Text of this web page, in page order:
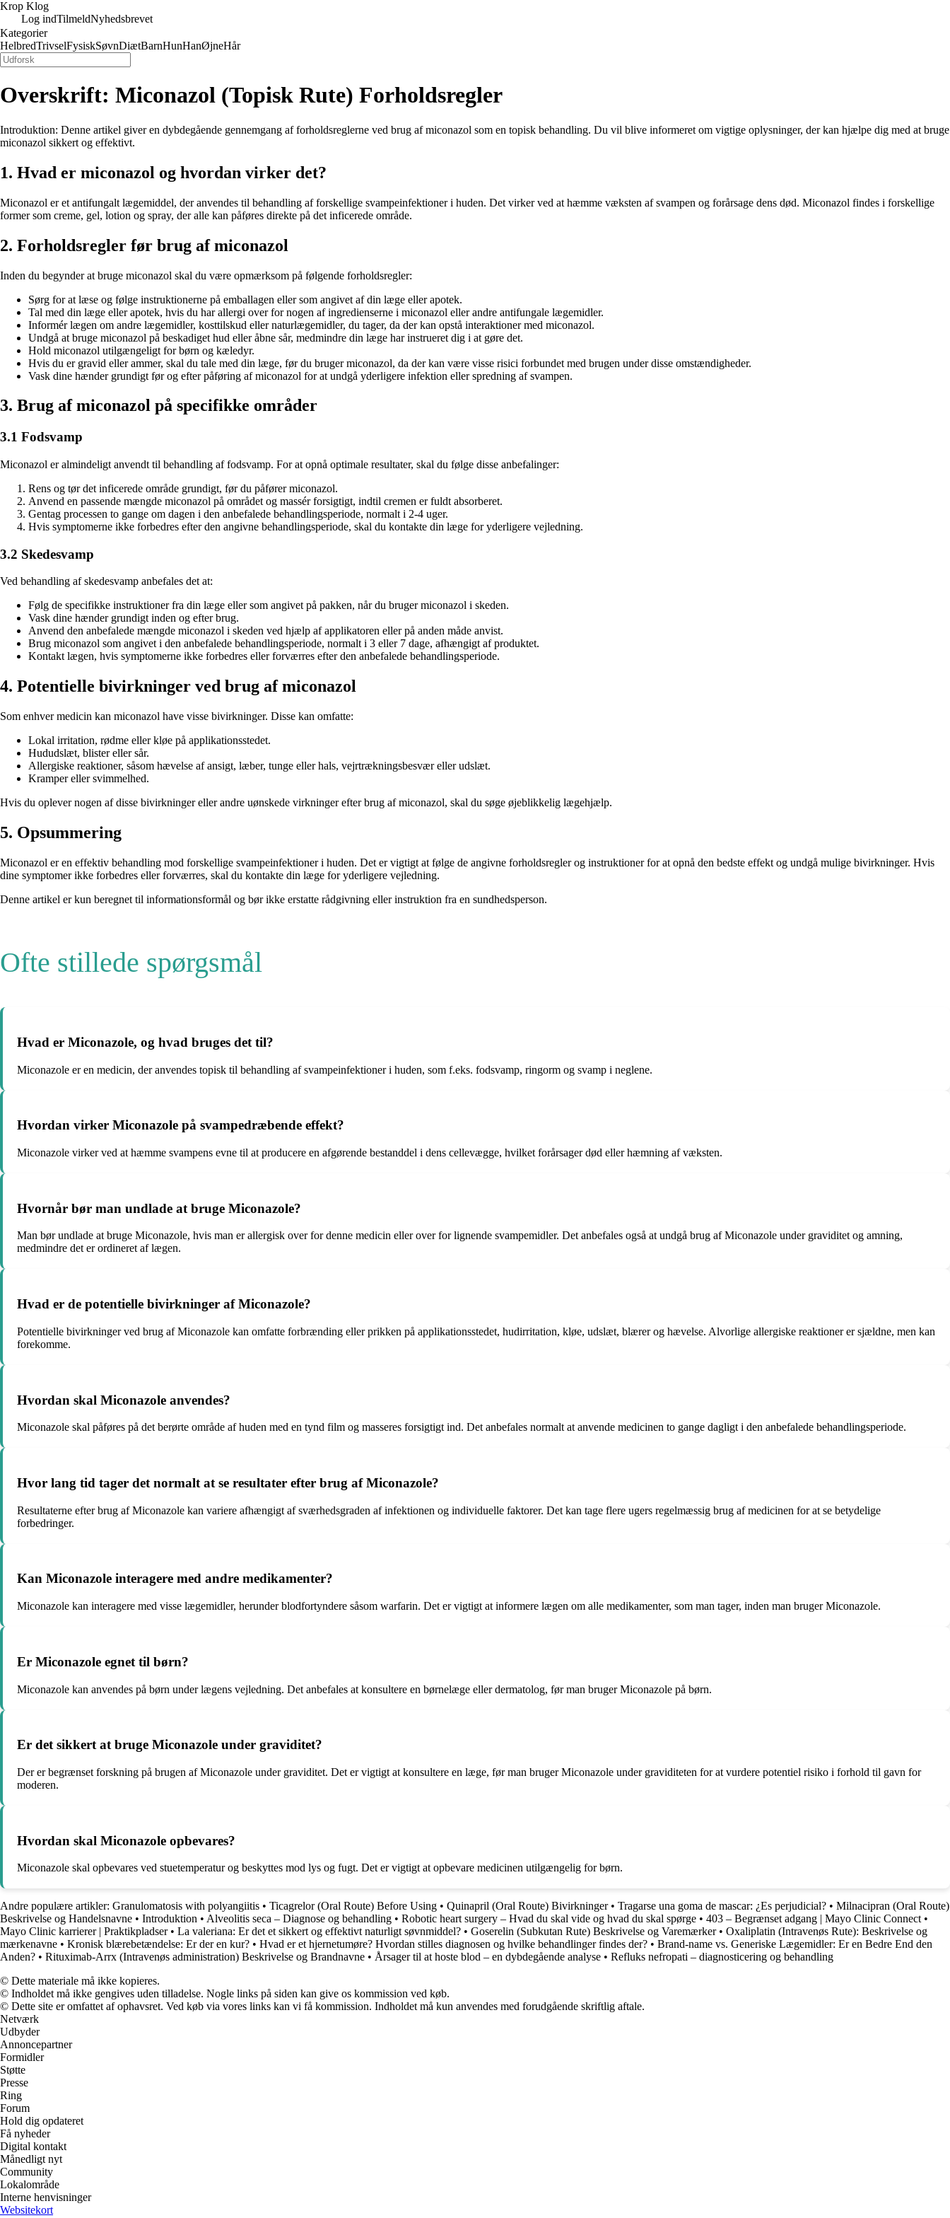
Krop Klog
Log indTilmeldNyhedsbrevet
Kategorier
HelbredTrivselFysiskSøvnDiætBarnHunHanØjneHår
Overskrift: Miconazol (Topisk Rute) Forholdsregler
Introduktion: Denne artikel giver en dybdegående gennemgang af forholdsreglerne ved brug af miconazol som en topisk behandling. Du vil blive informeret om vigtige oplysninger, der kan hjælpe dig med at bruge
miconazol sikkert og effektivt.
1. Hvad er miconazol og hvordan virker det?
Miconazol er et antifungalt lægemiddel, der anvendes til behandling af forskellige svampeinfektioner i huden. Det virker ved at hæmme væksten af svampen og forårsage dens død. Miconazol findes i forskellige
former som creme, gel, lotion og spray, der alle kan påføres direkte på det inficerede område.
2. Forholdsregler før brug af miconazol
Inden du begynder at bruge miconazol skal du være opmærksom på følgende forholdsregler:
Sørg for at læse og følge instruktionerne på emballagen eller som angivet af din læge eller apotek.
Tal med din læge eller apotek, hvis du har allergi over for nogen af ​​ingredienserne i miconazol eller andre antifungale lægemidler.
Informér lægen om andre lægemidler, kosttilskud eller naturlægemidler, du tager, da der kan opstå interaktioner med miconazol.
Undgå at bruge miconazol på beskadiget hud eller åbne sår, medmindre din læge har instrueret dig i at gøre det.
Hold miconazol utilgængeligt for børn og kæledyr.
Hvis du er gravid eller ammer, skal du tale med din læge, før du bruger miconazol, da der kan være visse risici forbundet med brugen under disse omstændigheder.
Vask dine hænder grundigt før og efter påføring af miconazol for at undgå yderligere infektion eller spredning af svampen.
3. Brug af miconazol på specifikke områder
3.1 Fodsvamp
Miconazol er almindeligt anvendt til behandling af fodsvamp. For at opnå optimale resultater, skal du følge disse anbefalinger:
Rens og tør det inficerede område grundigt, før du påfører miconazol.
Anvend en passende mængde miconazol på området og massér forsigtigt, indtil cremen er fuldt absorberet.
Gentag processen to gange om dagen i den anbefalede behandlingsperiode, normalt i 2-4 uger.
Hvis symptomerne ikke forbedres efter den angivne behandlingsperiode, skal du kontakte din læge for yderligere vejledning.
3.2 Skedesvamp
Ved behandling af skedesvamp anbefales det at:
Følg de specifikke instruktioner fra din læge eller som angivet på pakken, når du bruger miconazol i skeden.
Vask dine hænder grundigt inden og efter brug.
Anvend den anbefalede mængde miconazol i skeden ved hjælp af applikatoren eller på anden måde anvist.
Brug miconazol som angivet i den anbefalede behandlingsperiode, normalt i 3 eller 7 dage, afhængigt af produktet.
Kontakt lægen, hvis symptomerne ikke forbedres eller forværres efter den anbefalede behandlingsperiode.
4. Potentielle bivirkninger ved brug af miconazol
Som enhver medicin kan miconazol have visse bivirkninger. Disse kan omfatte:
Lokal irritation, rødme eller kløe på applikationsstedet.
Hududslæt, blister eller sår.
Allergiske reaktioner, såsom hævelse af ansigt, læber, tunge eller hals, vejrtrækningsbesvær eller udslæt.
Kramper eller svimmelhed.
Hvis du oplever nogen af ​​disse bivirkninger eller andre uønskede virkninger efter brug af miconazol, skal du søge øjeblikkelig lægehjælp.
5. Opsummering
Miconazol er en effektiv behandling mod forskellige svampeinfektioner i huden. Det er vigtigt at følge de angivne forholdsregler og instruktioner for at opnå den bedste effekt og undgå mulige bivirkninger. Hvis
dine symptomer ikke forbedres eller forværres, skal du kontakte din læge for yderligere vejledning.
Denne artikel er kun beregnet til informationsformål og bør ikke erstatte rådgivning eller instruktion fra en sundhedsperson.
Ofte stillede spørgsmål
Hvad er Miconazole, og hvad bruges det til?
Miconazole er en medicin, der anvendes topisk til behandling af svampeinfektioner i huden, som f.eks. fodsvamp, ringorm og svamp i neglene.
Hvordan virker Miconazole på svampedræbende effekt?
Miconazole virker ved at hæmme svampens evne til at producere en afgørende bestanddel i dens cellevægge, hvilket forårsager død eller hæmning af væksten.
Hvornår bør man undlade at bruge Miconazole?
Man bør undlade at bruge Miconazole, hvis man er allergisk over for denne medicin eller over for lignende svampemidler. Det anbefales også at undgå brug af Miconazole under graviditet og amning,
medmindre det er ordineret af lægen.
Hvad er de potentielle bivirkninger af Miconazole?
Potentielle bivirkninger ved brug af Miconazole kan omfatte forbrænding eller prikken på applikationsstedet, hudirritation, kløe, udslæt, blærer og hævelse. Alvorlige allergiske reaktioner er sjældne, men kan
forekomme.
Hvordan skal Miconazole anvendes?
Miconazole skal påføres på det berørte område af huden med en tynd film og masseres forsigtigt ind. Det anbefales normalt at anvende medicinen to gange dagligt i den anbefalede behandlingsperiode.
Hvor lang tid tager det normalt at se resultater efter brug af Miconazole?
Resultaterne efter brug af Miconazole kan variere afhængigt af sværhedsgraden af infektionen og individuelle faktorer. Det kan tage flere ugers regelmæssig brug af medicinen for at se betydelige
forbedringer.
Kan Miconazole interagere med andre medikamenter?
Miconazole kan interagere med visse lægemidler, herunder blodfortyndere såsom warfarin. Det er vigtigt at informere lægen om alle medikamenter, som man tager, inden man bruger Miconazole.
Er Miconazole egnet til børn?
Miconazole kan anvendes på børn under lægens vejledning. Det anbefales at konsultere en børnelæge eller dermatolog, før man bruger Miconazole på børn.
Er det sikkert at bruge Miconazole under graviditet?
Der er begrænset forskning på brugen af Miconazole under graviditet. Det er vigtigt at konsultere en læge, før man bruger Miconazole under graviditeten for at vurdere potentiel risiko i forhold til gavn for
moderen.
Hvordan skal Miconazole opbevares?
Miconazole skal opbevares ved stuetemperatur og beskyttes mod lys og fugt. Det er vigtigt at opbevare medicinen utilgængelig for børn.
Andre populære artikler: Granulomatosis with polyangiitis • Ticagrelor (Oral Route) Before Using • Quinapril (Oral Route) Bivirkninger• Tragarse una goma de mascar: ¿Es perjudicial? • Milnacipran (Oral Route)
Beskrivelse og Handelsnavne • Introduktion • Alveolitis seca – Diagnose og behandling • Robotic heart surgery – Hvad du skal vide og hvad du skal spørge • 403 – Begrænset adgang | Mayo Clinic Connect•
Mayo Clinic karrierer | Praktikpladser• La valeriana: Er det et sikkert og effektivt naturligt søvnmiddel? • Goserelin (Subkutan Rute) Beskrivelse og Varemærker• Oxaliplatin (Intravenøs Rute): Beskrivelse og
mærkenavne • Kronisk blærebetændelse: Er der en kur? • Hvad er et hjernetumøre? Hvordan stilles diagnosen og hvilke behandlinger findes der? • Brand-name vs. Generiske Lægemidler: Er en Bedre End den
Anden? • Rituximab-Arrx (Intravenøs administration) Beskrivelse og Brandnavne • Årsager til at hoste blod – en dybdegående analyse • Refluks nefropati – diagnosticering og behandling
© Dette materiale må ikke kopieres.
© Indholdet må ikke gengives uden tilladelse. Nogle links på siden kan give os kommission ved køb.
© Dette site er omfattet af ophavsret. Ved køb via vores links kan vi få kommission. Indholdet må kun anvendes med forudgående skriftlig aftale.
Netværk
Udbyder
Annoncepartner
Formidler
Støtte
Presse
Ring
Forum
Hold dig opdateret
Få nyheder
Digital kontakt
Månedligt nyt
Community
Lokalområde
Interne henvisninger
Websitekort